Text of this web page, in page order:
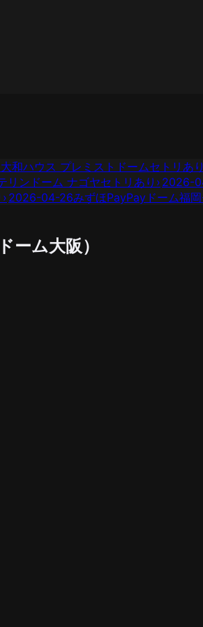
大和ハウス プレミストドームセトリあり
リンドーム ナゴヤセトリあり › 2026-
› 2026-04-26みずほPayPayドーム福岡
ーム大阪）